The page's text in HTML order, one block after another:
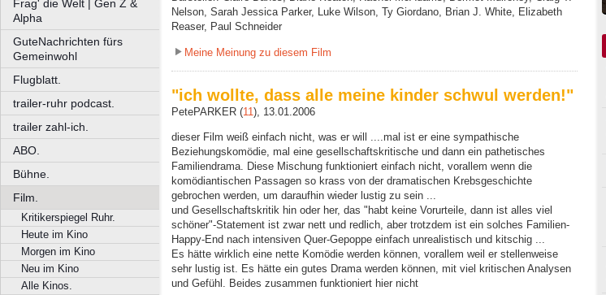
Frag' die Welt | Gen Z &
Alpha
GuteNachrichten fürs
Gemeinwohl
Flugblatt.
trailer-ruhr podcast.
trailer zahl-ich.
ABO.
Bühne.
Film.
Kritikerspiegel Ruhr.
Heute im Kino
Morgen im Kino
Neu im Kino
Alle Kinos.
Nelson, Sarah Jessica Parker, Luke Wilson, Ty Giordano, Brian J. White, Elizabeth
Reaser, Paul Schneider
Meine Meinung zu diesem Film
"ich wollte, dass alle meine kinder schwul werden!"
PetePARKER (11), 13.01.2006
dieser Film weiß einfach nicht, was er will ....mal ist er eine sympathische
Beziehungskomödie, mal eine gesellschaftskritische und dann ein pathetisches
Familiendrama. Diese Mischung funktioniert einfach nicht, vorallem wenn die
komödiantischen Passagen so krass von der dramatischen Krebsgeschichte
gebrochen werden, um daraufhin wieder lustig zu sein ...
und Gesellschaftskritik hin oder her, das "habt keine Vorurteile, dann ist alles viel
schöner"-Statement ist zwar nett und redlich, aber trotzdem ist ein solches Familien-
Happy-End nach intensiven Quer-Gepoppe einfach unrealistisch und kitschig ...
Es hätte wirklich eine nette Komödie werden können, vorallem weil er stellenweise
sehr lustig ist. Es hätte ein gutes Drama werden können, mit viel kritischen Analysen
und Gefühl. Beides zusammen funktioniert hier nicht